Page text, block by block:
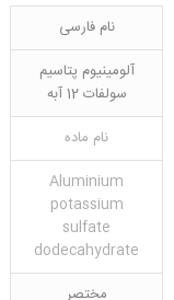
نام فارسی
آلومینیوم پتاسیم
سولفات 12 آبه
نام ماده
Aluminium
potassium
sulfate
dodecahydrate
مختصر